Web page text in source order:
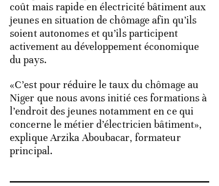
coût mais rapide en électricité bâtiment aux
jeunes en situation de chômage afin qu’ils
soient autonomes et qu’ils participent
activement au développement économique
du pays.
«C’est pour réduire le taux du chômage au
Niger que nous avons initié ces formations à
l’endroit des jeunes notamment en ce qui
concerne le métier d’électricien bâtiment»,
explique Arzika Aboubacar, formateur
principal.